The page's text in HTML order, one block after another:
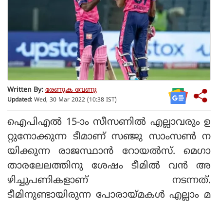
Written By: രേണുക വേണു
Updated: Wed, 30 Mar 2022 (10:38 IST)
ഐപിഎല്‍ 15-ാം സീസണില്‍ എല്ലാവരും ഉ
റ്റുനോക്കുന്ന ടീമാണ് സഞ്ജു സാംസണ്‍ ന
യിക്കുന്ന രാജസ്ഥാന്‍ റോയല്‍സ്. മെഗാ
താരലേലത്തിനു ശേഷം ടീമില്‍ വന്‍ അ
ഴിച്ചുപണികളാണ് നടന്നത്.
ടീമിനുണ്ടായിരുന്ന പോരായ്മകള്‍ എല്ലാം മ